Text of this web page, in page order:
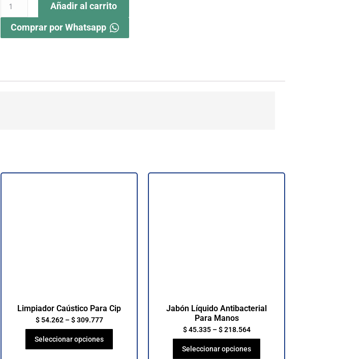
Añadir al carrito
Comprar por Whatsapp
Limpiador Caústico Para Cip
$54.262–$309.777
Seleccionar opciones
Jabón Líquido Antibacterial
Para Manos
$45.335–$218.564
Seleccionar opciones